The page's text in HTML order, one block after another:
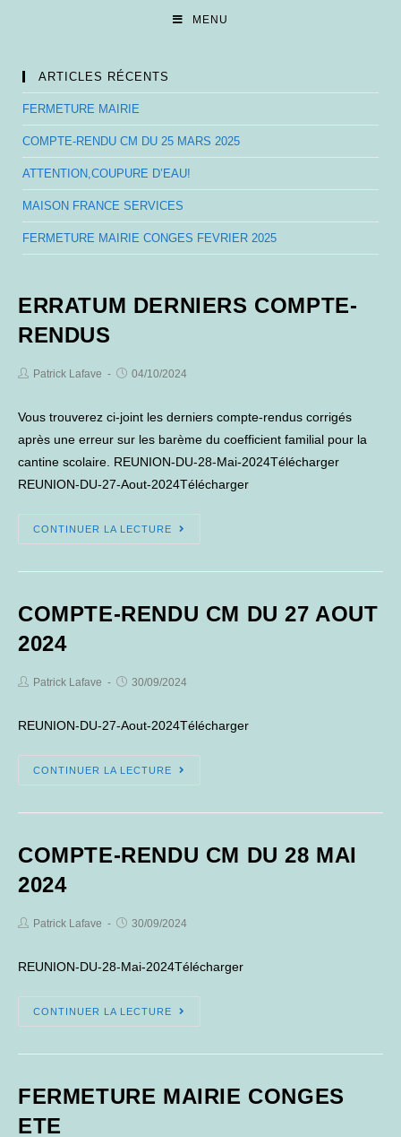
MENU
ARTICLES RÉCENTS
FERMETURE MAIRIE
COMPTE-RENDU CM DU 25 MARS 2025
ATTENTION,COUPURE D’EAU!
MAISON FRANCE SERVICES
FERMETURE MAIRIE CONGES FEVRIER 2025
ERRATUM DERNIERS COMPTE-
RENDUS
PostPatrick Lafave
Post04/10/2024
Vous trouverez ci-joint les derniers compte-rendus corrigés
après une erreur sur les barème du coefficient familial pour la
cantine scolaire. REUNION-DU-28-Mai-2024Télécharger
REUNION-DU-27-Aout-2024Télécharger
CONTINUER LA LECTURE
DERNIERS
COMPTE-
COMPTE-RENDU CM DU 27 AOUT
2024
PostPatrick Lafave
Post30/09/2024
REUNION-DU-27-Aout-2024Télécharger
CONTINUER LA LECTURE
RENDU
CM
27
COMPTE-RENDU CM DU 28 MAI
2024
PostPatrick Lafave
Post30/09/2024
REUNION-DU-28-Mai-2024Télécharger
CONTINUER LA LECTURE
RENDU
CM
28
FERMETURE MAIRIE CONGES
ETE